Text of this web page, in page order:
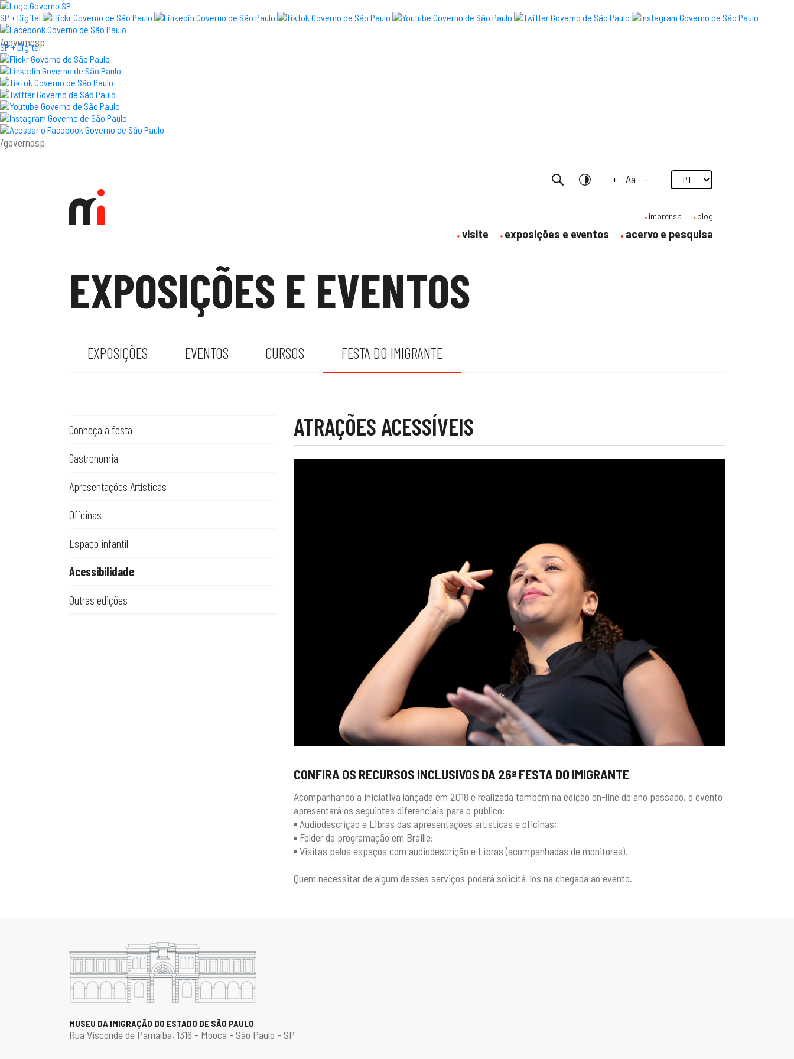
SP + Digital
/governosp
SP + Digital
/governosp
PesquisarContraste+ Aa -
visite exposições e eventos acervo e pesquisa
imprensa blog
EXPOSIÇÕES E EVENTOS
EXPOSIÇÕES EVENTOS CURSOS FESTA DO IMIGRANTE
Conheça a festa
Gastronomia
Apresentações Artísticas
Oficinas
Espaço infantil
Acessibilidade
Outras edições
ATRAÇÕES ACESSÍVEIS
CONFIRA OS RECURSOS INCLUSIVOS DA 26ª FESTA DO IMIGRANTE
Acompanhando a iniciativa lançada em 2018 e realizada também na edição on-line do ano passado, o evento
apresentará os seguintes diferenciais para o público:
▪️ Audiodescrição e Libras das apresentações artísticas e oficinas;
▪️ Folder da programação em Braille;
▪️ Visitas pelos espaços com audiodescrição e Libras (acompanhadas de monitores).
Quem necessitar de algum desses serviços poderá solicitá-los na chegada ao evento.
MUSEU DA IMIGRAÇÃO DO ESTADO DE SÃO PAULO
Rua Visconde de Parnaíba, 1316 - Mooca - São Paulo - SP